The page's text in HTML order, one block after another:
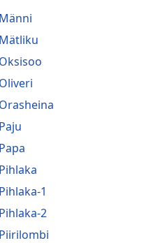
Männi
Mätliku
Oksisoo
Oliveri
Orasheina
Paju
Papa
Pihlaka
Pihlaka-1
Pihlaka-2
Piirilombi